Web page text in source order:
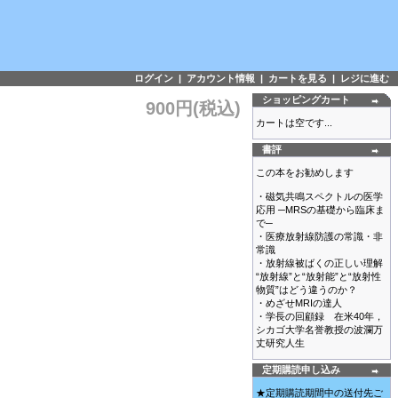
ログイン | アカウント情報 | カートを見る | レジに進む
900円(税込) ショッピングカート
カートは空です...
書評
この本をお勧めします
・磁気共鳴スペクトルの医学
応用 ─MRSの基礎から臨床ま
で─
・医療放射線防護の常識・非
常識
・放射線被ばくの正しい理解
“放射線”と“放射能”と“放射性
物質”はどう違うのか？
・めざせMRIの達人
・学長の回顧録 在米40年，
シカゴ大学名誉教授の波瀾万
丈研究人生
定期購読申し込み
★定期購読期間中の送付先ご